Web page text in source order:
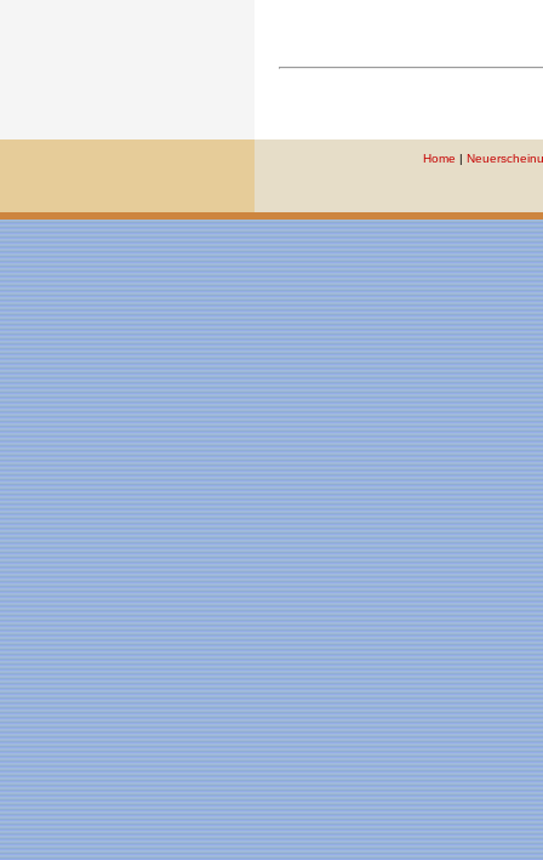
Home |